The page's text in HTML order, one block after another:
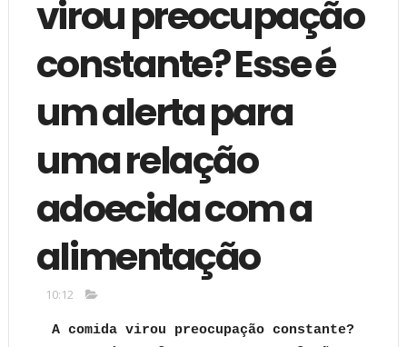
virou preocupação
constante? Esse é
um alerta para
uma relação
adoecida com a
alimentação
10:12
A comida virou preocupação constante?